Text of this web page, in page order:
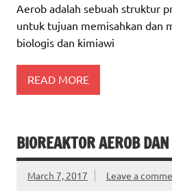
Aerob adalah sebuah struktur
untuk tujuan memisahkan dan
biologis dan kimiawi
READ MORE
BIOREAKTOR AEROB
March 7, 2017 Leave a